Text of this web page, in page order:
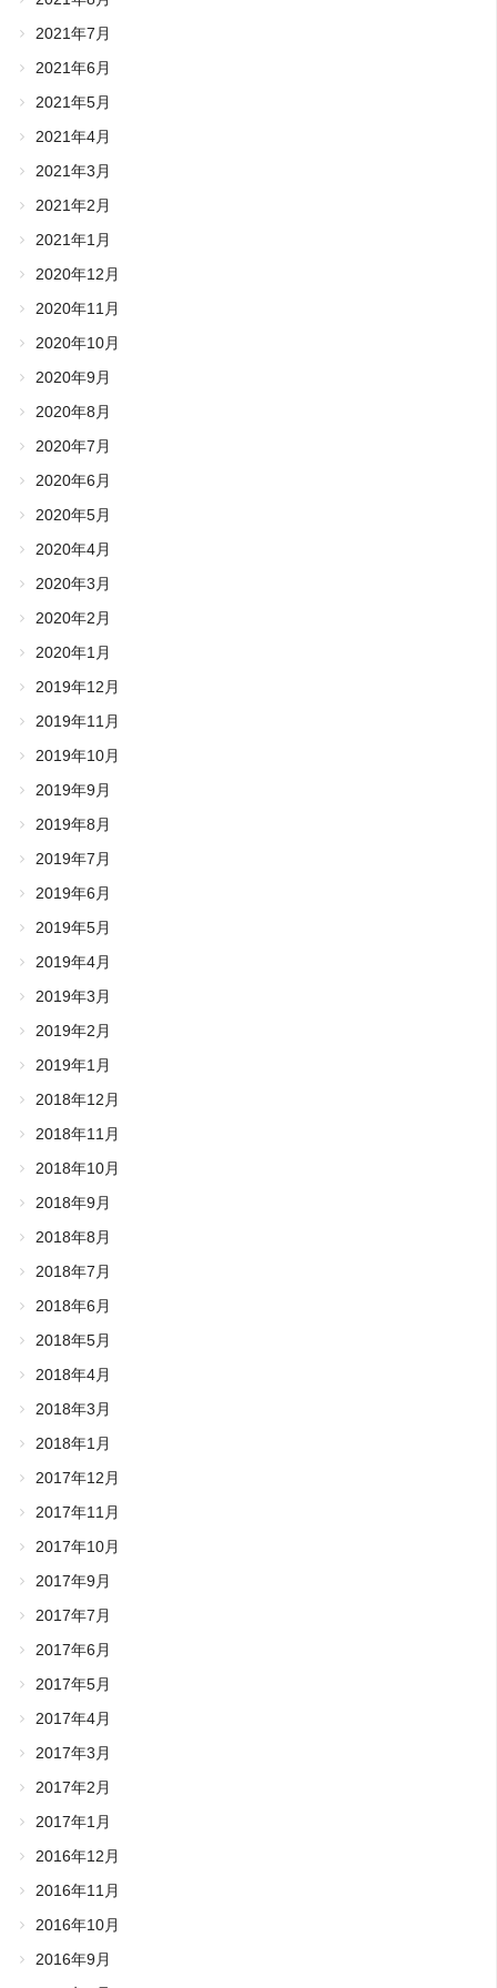
2021年7月
2021年6月
2021年5月
2021年4月
2021年3月
2021年2月
2021年1月
2020年12月
2020年11月
2020年10月
2020年9月
2020年8月
2020年7月
2020年6月
2020年5月
2020年4月
2020年3月
2020年2月
2020年1月
2019年12月
2019年11月
2019年10月
2019年9月
2019年8月
2019年7月
2019年6月
2019年5月
2019年4月
2019年3月
2019年2月
2019年1月
2018年12月
2018年11月
2018年10月
2018年9月
2018年8月
2018年7月
2018年6月
2018年5月
2018年4月
2018年3月
2018年1月
2017年12月
2017年11月
2017年10月
2017年9月
2017年7月
2017年6月
2017年5月
2017年4月
2017年3月
2017年2月
2017年1月
2016年12月
2016年11月
2016年10月
2016年9月